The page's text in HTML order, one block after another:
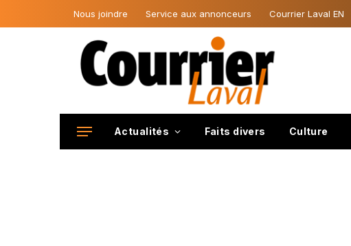
Nous joindre Service aux annonceurs Courrier Laval EN
Actualités Faits divers Culture